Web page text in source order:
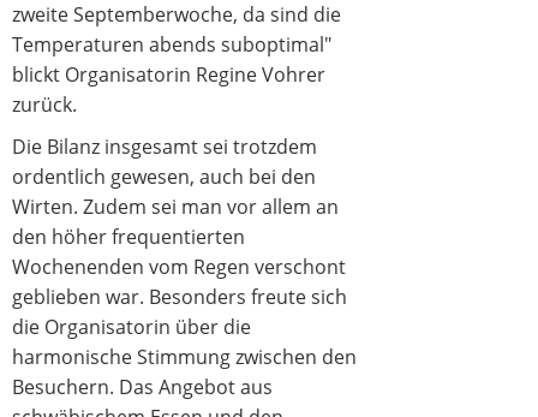
zweite Septemberwoche, da sind die
Temperaturen abends suboptimal"
blickt Organisatorin Regine Vohrer
zurück.
Die Bilanz insgesamt sei trotzdem
ordentlich gewesen, auch bei den
Wirten. Zudem sei man vor allem an
den höher frequentierten
Wochenenden vom Regen verschont
geblieben war. Besonders freute sich
die Organisatorin über die
harmonische Stimmung zwischen den
Besuchern. Das Angebot aus